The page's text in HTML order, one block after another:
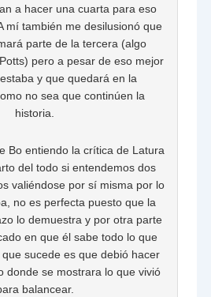
a hacer una cuarta para eso
mí también me desilusionó que
parte de la tercera (algo
pero a pesar de eso mejor
y que quedará en la
no sea que continúen la
historia.
Bo entiendo la crítica de Latura
del todo si entendemos dos
valiéndose por sí misma por lo
no es perfecta puesto que la
lo demuestra y por otra parte
en que él sabe todo lo que
sucede es que debió hacer
donde se mostrara lo que vivió
balancear.